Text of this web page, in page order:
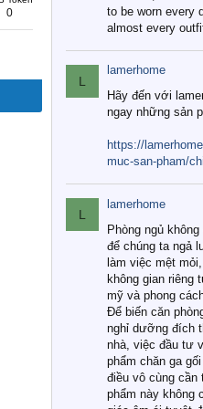
0
to be worn every
almost every
L
lamerhome
Hãy đến với
ngay những sản
https://
muc-san-pham/
L
lamerhome
Phòng ngủ
để chúng ta ngả
làm việc mệt
không gian riêng
mỹ và phong
Để biến căn
nghỉ dưỡng đích
nhà, việc đầu tư
phẩm chăn ga
điều vô cùng cần
phẩm này không